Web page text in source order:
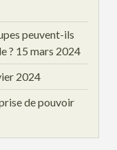
peuvent-ils
? 15 mars 2024
2024
de pouvoir